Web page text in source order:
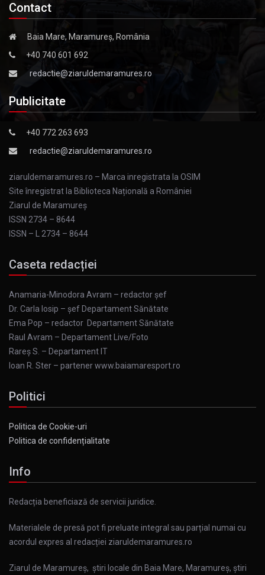
Contact
Baia Mare, Maramureș, România
+40 740 601 692
redactie@ziaruldemaramures.ro
Publicitate
+40 772 263 693
redactie@ziaruldemaramures.ro
ziaruldemaramures.ro – Marca inregistrata la OSIM
Site înregistrat la Biblioteca Națională a României
Ziarul de Maramureş
ISSN 2734 – 8644
ISSN – L 2734 – 8644
Caseta redacției
Anamaria-Minodora Avram – redactor șef
Dr. Carla Iosip – șef Departament Sănătate
Ema Pop – redactor Departament Sănătate
Raul Avram – Departament Live/Foto
Rareș S. – Departament IT
Ioan R. Ster – partener www.baiamaresport.ro
Politici
Politica de Cookie-uri
Politica de confidențialitate
Info
Redacția beneficiază de servicii juridice.
Materialele de presă pot fi preluate integral sau parțial numai cu
acordul expres al redacției ziaruldemaramures.ro
Ziarul de Maramureș, știri locale din Baia Mare, Maramureș, știri